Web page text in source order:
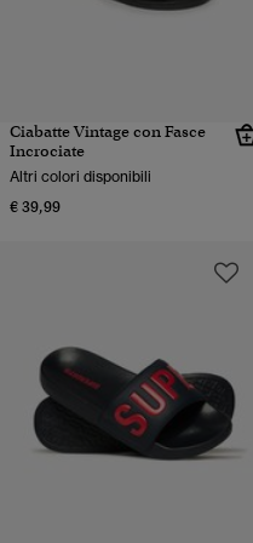
Ciabatte Vintage con Fasce
Incrociate
Altri colori disponibili
€ 39,99